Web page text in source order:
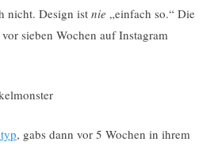
nicht. Design istnie „einfach so.“ Die
sieben Wochen auf Instagram
, gabs dann vor 5 Wochen in ihrem